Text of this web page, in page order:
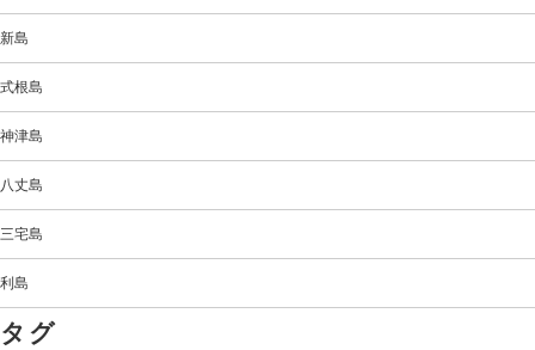
新島
式根島
神津島
八丈島
三宅島
利島
タグ